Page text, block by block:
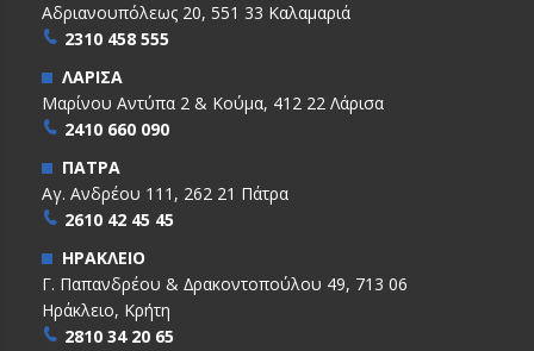
Αδριανουπόλεως 20, 551 33 Καλαμαριά
2310 458 555
ΛΑΡΙΣΑ
Μαρίνου Αντύπα 2 & Κούμα, 412 22 Λάρισα
2410 660 090
ΠΑΤΡΑ
Αγ. Ανδρέου 111, 262 21 Πάτρα
2610 42 45 45
ΗΡΑΚΛΕΙΟ
Γ. Παπανδρέου & ∆ρακοντοπούλου 49, 713 06
Ηράκλειο, Κρήτη
2810 34 20 65